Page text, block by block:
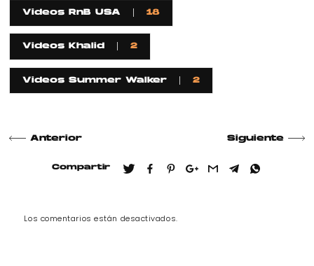
Videos RnB USA 18
Videos Khalid 2
Videos Summer Walker 2
Anterior Siguiente
Compartir
Los comentarios están desactivados.